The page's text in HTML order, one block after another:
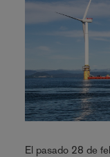
El pasado 28 de